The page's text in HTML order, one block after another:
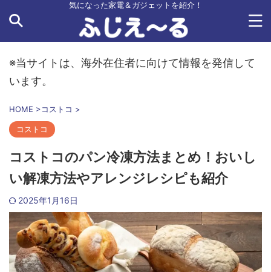
気になった家電＆ガジェットを紹介！
※当サイトは、海外在住者に向けて情報を発信して
います。
HOME >コストコ >
コストコ
コストコのパン冷凍方法まとめ！おいし
い解凍方法やアレンジレシピも紹介
2025年1月16日